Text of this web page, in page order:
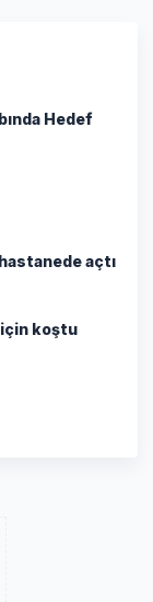
Hedef
açtı
için koştu